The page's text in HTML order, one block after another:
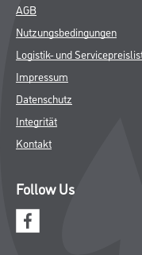
AGB
Nutzungsbedingungen
Logistik- und
Impressum
Datenschutz
Integrität
Kontakt
Follow Us